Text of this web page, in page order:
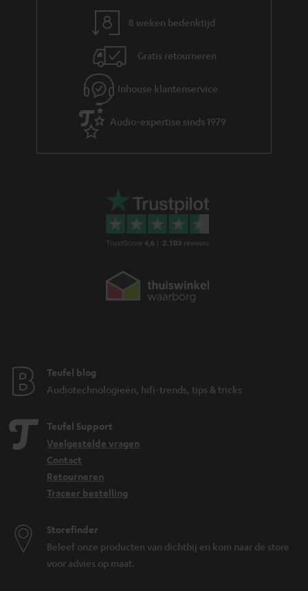
8 weken bedenktijd
Gratis retourneren
Inhouse klantenservice
Audio-expertise sinds 1979
Teufel blog
Audiotechnologieën, hifi-trends, tips & tricks
Teufel Support
Veelgestelde vragen
Contact
Retourneren
Traceer bestelling
Storefinder
Beleef onze producten van dichtbij en kom naar de store
voor advies op maat.